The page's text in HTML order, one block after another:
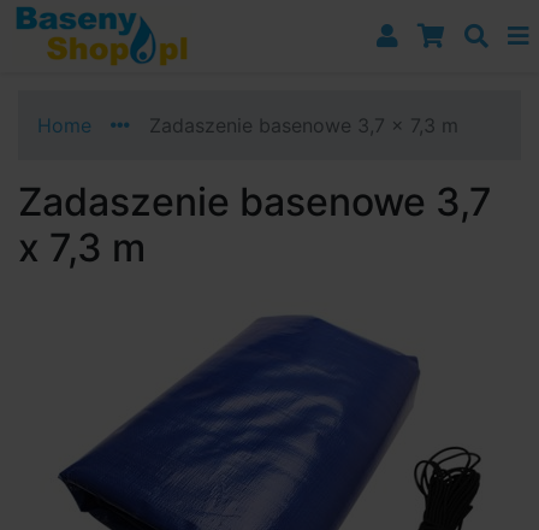
Przejdź do nawigacji
Przejdź do treści
Przejdź do paska bocznego
Home Zadaszenie basenowe 3,7 x 7,3 m
Zadaszenie basenowe 3,7
x 7,3 m